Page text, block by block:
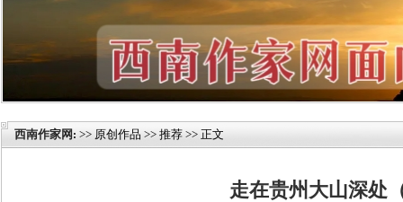
西南作家网 : >> 原创作品 >> 推荐 >> 正文
走在贵州大山深处